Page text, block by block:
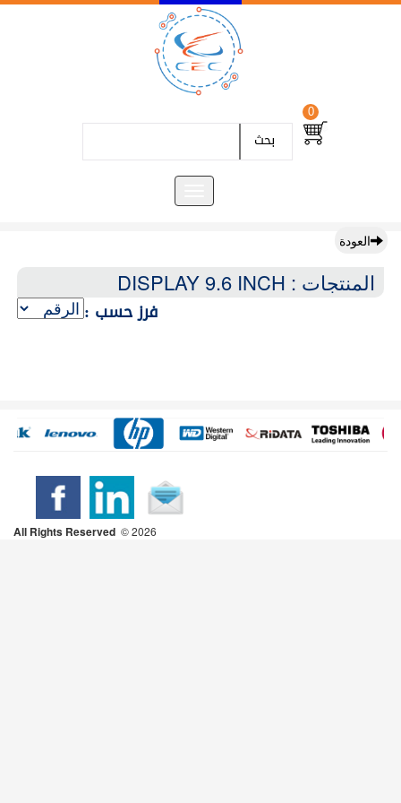
0
بحث
العودة
المنتجات : DISPLAY 9.6 INCH
فرز حسب :
All Rights Reserved